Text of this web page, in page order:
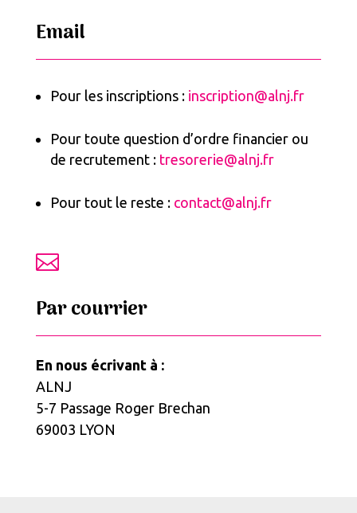
Email
Pour les inscriptions : inscription@alnj.fr
Pour toute question d’ordre financier ou
de recrutement : tresorerie@alnj.fr
Pour tout le reste : contact@alnj.fr

Par courrier
En nous écrivant à :
ALNJ
5-7 Passage Roger Brechan
69003 LYON